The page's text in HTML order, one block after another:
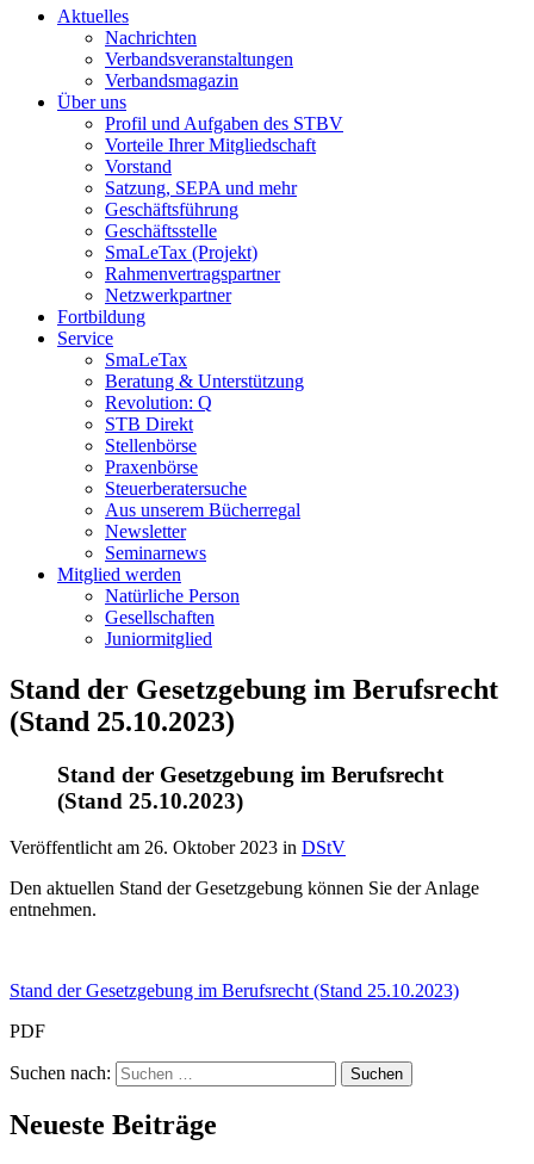
Aktuelles
Nachrichten
Verbandsveranstaltungen
Verbandsmagazin
Über uns
Profil und Aufgaben des STBV
Vorteile Ihrer Mitgliedschaft
Vorstand
Satzung, SEPA und mehr
Geschäftsführung
Geschäftsstelle
SmaLeTax (Projekt)
Rahmenvertragspartner
Netzwerkpartner
Fortbildung
Service
SmaLeTax
Beratung & Unterstützung
Revolution: Q
STB Direkt
Stellenbörse
Praxenbörse
Steuerberatersuche
Aus unserem Bücherregal
Newsletter
Seminarnews
Mitglied werden
Natürliche Person
Gesellschaften
Juniormitglied
Stand der Gesetzgebung im Berufsrecht
(Stand 25.10.2023)
Stand der Gesetzgebung im Berufsrecht
(Stand 25.10.2023)
Veröffentlicht am 26. Oktober 2023 in DStV
Den aktuellen Stand der Gesetzgebung können Sie der Anlage
entnehmen.
Stand der Gesetzgebung im Berufsrecht (Stand 25.10.2023)
PDF
Suchen nach:
Neueste Beiträge